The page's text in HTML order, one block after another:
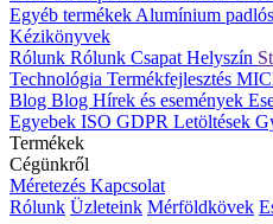
Egyéb termékek Alumínium
Kézikönyvek
Rólunk Rólunk Csapat Helyszín
Technológia Termékfejlesztés
Blog Blog Hírek és események
Egyebek ISO GDPR Letöltések
Termékek
Cégünkről
Méretezés Kapcsolat
Rólunk Üzleteink Mérföldkövek